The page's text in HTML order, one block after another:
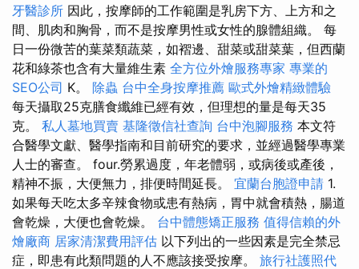
牙醫診所 因此，按摩師的工作範圍是乳房下方、上方和之
間、肌肉和胸骨，而不是按摩男性或女性的腺體組織。 每
日一份微苦的葉菜類蔬菜，如褶邊、甜菜或甜菜葉，但西蘭
花和綠茶也含有大量維生素 全方位外燴服務專家 專業的
SEO公司 K。 除蟲 台中全身按摩推薦 歐式外燴精緻體驗
每天攝取25克膳食纖維已經有效，但理想的量是每天35
克。 私人墓地買賣 基隆徵信社查詢 台中泡腳服務 本文符
合醫學文獻、醫學指南和目前研究的要求，並經過醫學專業
人士的審查。 four.勞累過度，年老體弱，或病後或產後，
精神不振，大便無力，排便時間延長。 宜蘭台胞證申請 1.
如果每天吃太多辛辣食物或患有熱病，胃中就會積熱，腸道
會乾燥，大便也會乾燥。 台中體態矯正服務 值得信賴的外
燴廠商 居家清潔費用評估 以下列出的一些因素是完全禁忌
症，即患有此類問題的人不應該接受按摩。 旅行社護照代